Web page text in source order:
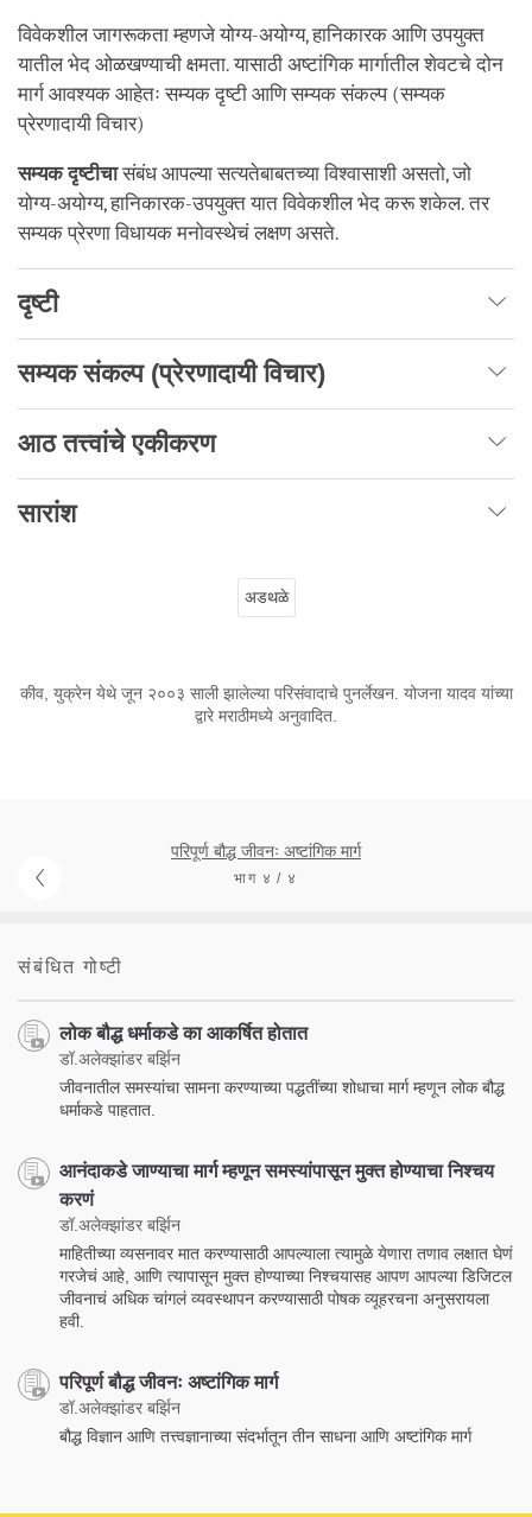
विवेकशील जागरूकता म्हणजे योग्य-अयोग्य, हानिकारक आणि उपयुक्त
यातील भेद ओळखण्याची क्षमता. यासाठी अष्टांगिक मार्गातील शेवटचे दोन
मार्ग आवश्यक आहेतः सम्यक दृष्टी आणि सम्यक संकल्प (सम्यक
प्रेरणादायी विचार)
सम्यक दृष्टीचासंबंध आपल्या सत्यतेबाबतच्या विश्वासाशी असतो, जो
योग्य-अयोग्य, हानिकारक-उपयुक्त यात विवेकशील भेद करू शकेल. तर
सम्यक प्रेरणा विधायक मनोवस्थेचं लक्षण असते.
दृष्टी
सम्यक संकल्प(प्रेरणादायी विचार)
आठ तत्त्वांचे एकीकरण
सारांश
अडथळे
कीव, युक्रेन येथे जून २००३ साली झालेल्या परिसंवादाचे पुनर्लेखन. योजना यादव यांच्या
द्वारे मराठीमध्ये अनुवादित.
परिपूर्ण बौद्ध जीवनः अष्टांगिक मार्ग
भाग ४ / ४
संबंधित गोष्टी
लोक बौद्ध धर्माकडे का आकर्षित होतात
डॉ.अलेक्झांडर बर्झिन
जीवनातील समस्यांचा सामना करण्याच्या पद्धतींच्या शोधाचा मार्ग म्हणून लोक बौद्ध
धर्माकडे पाहतात.
आनंदाकडे जाण्याचा मार्ग म्हणून समस्यांपासून मुक्त होण्याचा निश्चय
करणं
डॉ.अलेक्झांडर बर्झिन
माहितीच्या व्यसनावर मात करण्यासाठी आपल्याला त्यामुळे येणारा तणाव लक्षात घेणं
गरजेचं आहे, आणि त्यापासून मुक्त होण्याच्या निश्चयासह आपण आपल्या डिजिटल
जीवनाचं अधिक चांगलं व्यवस्थापन करण्यासाठी पोषक व्यूहरचना अनुसरायला
हवी.
परिपूर्ण बौद्ध जीवनः अष्टांगिक मार्ग
डॉ.अलेक्झांडर बर्झिन
बौद्ध विज्ञान आणि तत्त्वज्ञानाच्या संदर्भातून तीन साधना आणि अष्टांगिक मार्ग